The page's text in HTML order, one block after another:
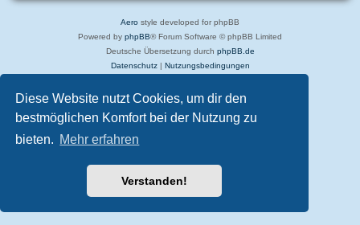
Diese Website nutzt Cookies, um dir den
bestmöglichen Komfort bei der Nutzung zu
bieten. Mehr erfahren
Verstanden!
Aero style developed for phpBB
Powered by phpBB® Forum Software © phpBB Limited
Deutsche Übersetzung durch phpBB.de
Datenschutz| Nutzungsbedingungen